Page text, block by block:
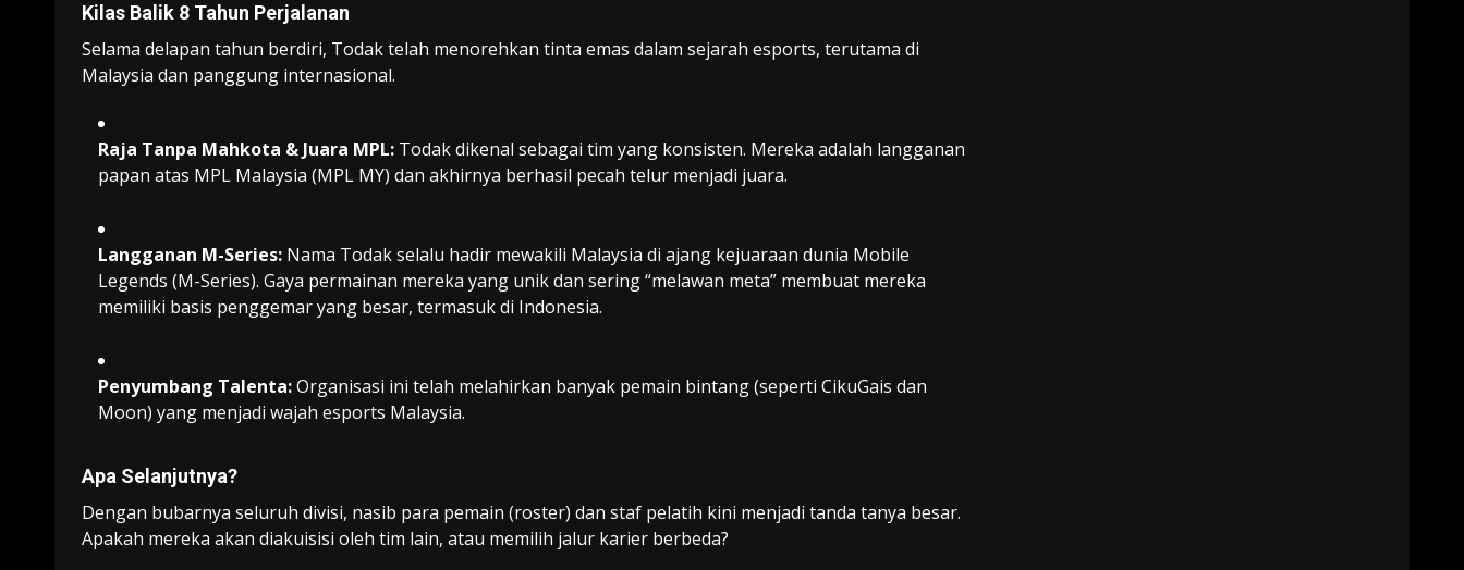
Kilas Balik 8 Tahun Perjalanan
Selama delapan tahun berdiri, Todak telah menorehkan tinta emas dalam sejarah esports, terutama di
Malaysia dan panggung internasional.
Raja Tanpa Mahkota & Juara MPL: Todak dikenal sebagai tim yang konsisten. Mereka adalah langganan
papan atas MPL Malaysia (MPL MY) dan akhirnya berhasil pecah telur menjadi juara.
Langganan M-Series: Nama Todak selalu hadir mewakili Malaysia di ajang kejuaraan dunia Mobile
Legends (M-Series). Gaya permainan mereka yang unik dan sering “melawan meta” membuat mereka
memiliki basis penggemar yang besar, termasuk di Indonesia.
Penyumbang Talenta:Organisasi ini telah melahirkan banyak pemain bintang (seperti CikuGais dan
Moon) yang menjadi wajah esports Malaysia.
Apa Selanjutnya?
Dengan bubarnya seluruh divisi, nasib para pemain (roster) dan staf pelatih kini menjadi tanda tanya besar.
Apakah mereka akan diakuisisi oleh tim lain, atau memilih jalur karier berbeda?